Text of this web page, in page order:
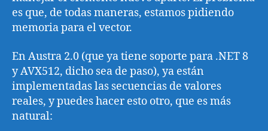
es que, de todas maneras, estamos pidiendo
memoria para el vector.
En Austra 2.0 (que ya tiene soporte para .NET 8
y AVX512, dicho sea de paso), ya están
implementadas las secuencias de valores
reales, y puedes hacer esto otro, que es más
natural: